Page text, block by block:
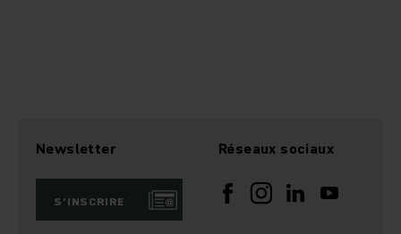
Newsletter
S’INSCRIRE
Réseaux sociaux